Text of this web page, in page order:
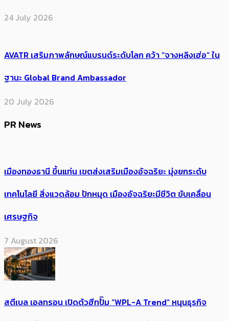
24 July 2026
AVATR เสริมภาพลักษณ์แบรนด์ระดับโลก คว้า “จางหลิงเฮ่อ” ใน
ฐานะ Global Brand Ambassador
20 July 2026
PR News
เมืองทองธานี ขึ้นแท่น เขตส่งเสริมเมืองอัจฉริยะ มุ่งยกระดับ
เทคโนโลยี สิ่งแวดล้อม ปักหมุด เมืองอัจฉริยะมีชีวิต ขับเคลื่อน
เศรษฐกิจ
7 August 2026
สตีเบล เอลทรอน เปิดตัวฮีทปั๊ม “WPL-A Trend” หนุนธุรกิจ